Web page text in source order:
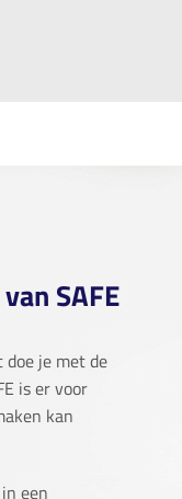
SAFE
doe je met de
is er voor
kan
een